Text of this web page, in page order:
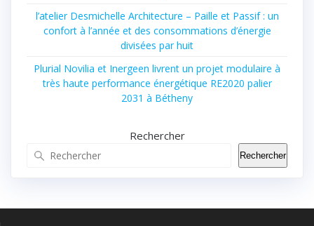
l’atelier Desmichelle Architecture – Paille et Passif : un
confort à l’année et des consommations d’énergie
divisées par huit
Plurial Novilia et Inergeen livrent un projet modulaire à
très haute performance énergétique RE2020 palier
2031 à Bétheny
Rechercher
Rechercher